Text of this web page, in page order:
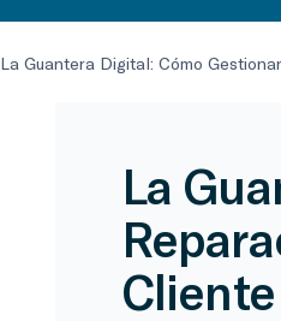
La Guantera Digital: Cómo
La